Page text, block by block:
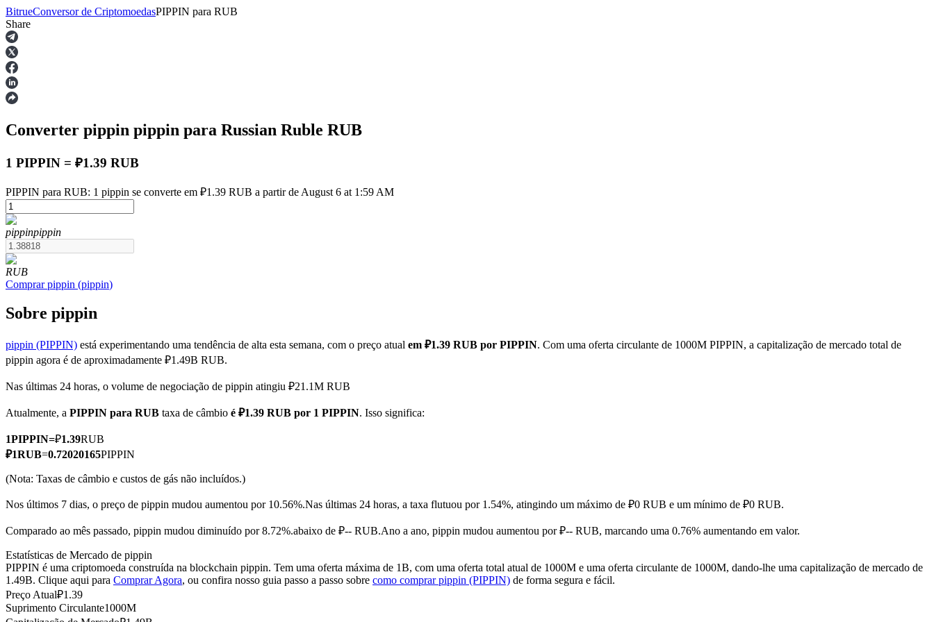
Futuros
Futuros usando USDT como garantia
TradFi
Derivativos de ações, câmbio, metais preciosos e commodities
Futuros de USDC
BitrueConversor de CriptomoedasPIPPIN para RUB
Share
Converter pippin pippin para Russian Ruble RUB
1 PIPPIN = ₽1.39 RUB
PIPPIN para RUB: 1 pippin se converte em ₽1.39 RUB a partir de August 6 at 1:59 AM
pippinpippin
RUB
Comprar pippin (pippin)
Sobre pippin
pippin (PIPPIN) está experimentando uma tendência de alta esta semana, com o preço atual em ₽1.39 RUB por PIPPIN. Com uma oferta circulante de 1000M PIPPIN, a capitalização de mercado total de
pippin agora é de aproximadamente ₽1.49B RUB.
Nas últimas 24 horas, o volume de negociação de pippin atingiu ₽21.1M RUB
Atualmente, a PIPPIN para RUB taxa de câmbio é ₽1.39 RUB por 1 PIPPIN. Isso significa:
1PIPPIN=₽1.39RUB
₽1RUB=0.72020165PIPPIN
(Nota: Taxas de câmbio e custos de gás não incluídos.)
Nos últimos 7 dias, o preço de pippin mudou aumentou por 10.56%.Nas últimas 24 horas, a taxa flutuou por 1.54%, atingindo um máximo de ₽0 RUB e um mínimo de ₽0 RUB.
Comparado ao mês passado, pippin mudou diminuído por 8.72%.abaixo de ₽-- RUB.Ano a ano, pippin mudou aumentou por ₽-- RUB, marcando uma 0.76% aumentando em valor.
Estatísticas de Mercado de pippin
PIPPIN é uma criptomoeda construída na blockchain pippin. Tem uma oferta máxima de 1B, com uma oferta total atual de 1000M e uma oferta circulante de 1000M, dando-lhe uma capitalização de mercado de
1.49B. Clique aqui para Comprar Agora, ou confira nosso guia passo a passo sobre como comprar pippin (PIPPIN) de forma segura e fácil.
Preço Atual₽1.39
Suprimento Circulante1000M